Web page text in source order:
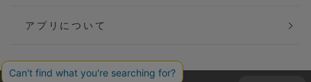
アプリについて